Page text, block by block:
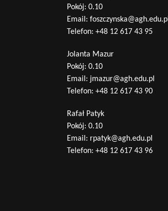
Pokój: 0.10
Email: foszczynska@agh.edu.pl
Telefon: +48 12 617 43 95
Jolanta Mazur
Pokój: 0.10
Email: jmazur@agh.edu.pl
Telefon: +48 12 617 43 90
Rafał Patyk
Pokój: 0.10
Email: rpatyk@agh.edu.pl
Telefon: +48 12 617 43 96